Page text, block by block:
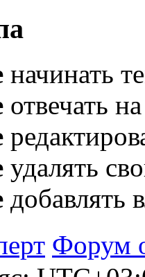
начинать
отвечать
удалять
добавлять
Форум